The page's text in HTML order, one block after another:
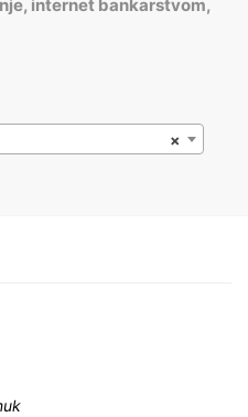
internet bankarstvom,
×